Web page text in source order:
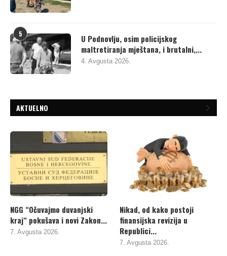
5
U Podnovlju, osim policijskog
maltretiranja mještana, i brutalni,...
4. Avgusta 2026.
AKTUELNO
NGG “Očuvajmo duvanjski
kraj“ pokušava i novi Zakon...
7. Avgusta 2026.
Nikad, od kako postoji
finansijska revizija u
Republici...
7. Avgusta 2026.